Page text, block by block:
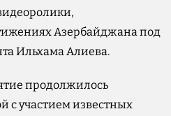
Азербайджана под
Ильхама Алиева.
продолжилось
с участием известных